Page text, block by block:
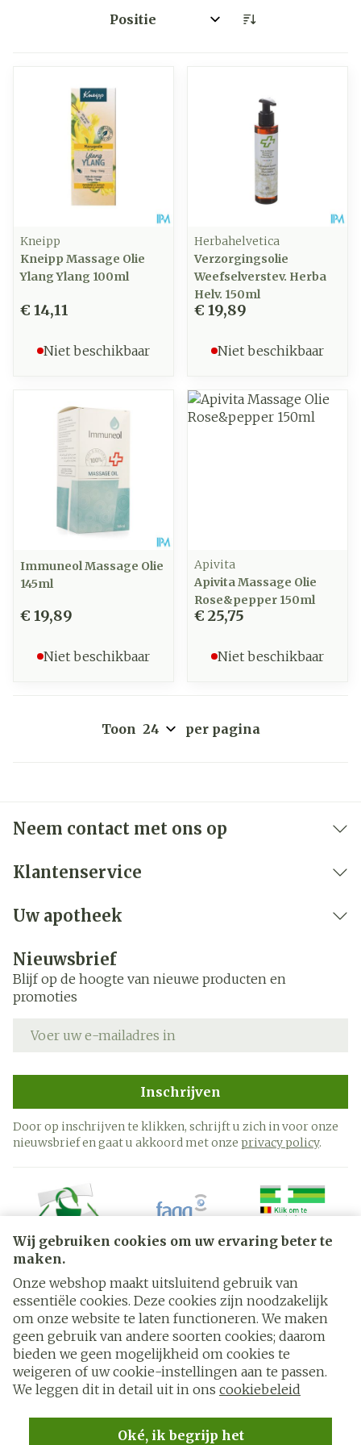
Wij gebruiken cookies om uw ervaring beter te
maken.
Onze webshop maakt uitsluitend gebruik van
essentiële cookies. Deze cookies zijn noodzakelijk
om onze website te laten functioneren. We maken
geen gebruik van andere soorten cookies; daarom
bieden we geen mogelijkheid om cookies te
weigeren of uw cookie-instellingen aan te passen.
We leggen dit in detail uit in ons cookiebeleid
Oké, ik begrijp het
Sorteer op:
Kneipp
Kneipp Massage Olie
Ylang Ylang 100ml
€ 14,11
Niet beschikbaar
Herbahelvetica
Verzorgingsolie
Weefselverstev. Herba
Helv. 150ml
€ 19,89
Niet beschikbaar
Immuneol Massage Olie
145ml
€ 19,89
Niet beschikbaar
Apivita
Apivita Massage Olie
Rose&pepper 150ml
€ 25,75
Niet beschikbaar
Toon per pagina
Neem contact met ons op
Klantenservice
Uw apotheek
Nieuwsbrief
Blijf op de hoogte van nieuwe producten en
promoties
Inschrijven
Door op inschrijven te klikken, schrijft u zich in voor onze
nieuwsbrief en gaat u akkoord met onze privacy policy.
Juridische links